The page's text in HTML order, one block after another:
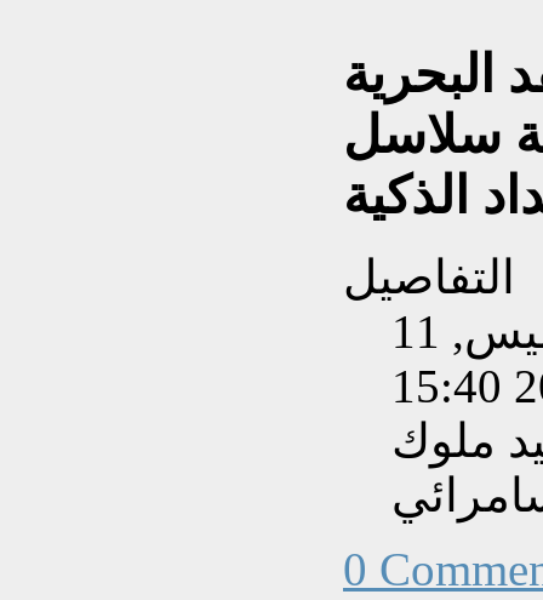
البحرية
سلاسل
الذكية
التفاصيل
تم إنشاءه بتاريخ الخميس, 11
ملوك
0